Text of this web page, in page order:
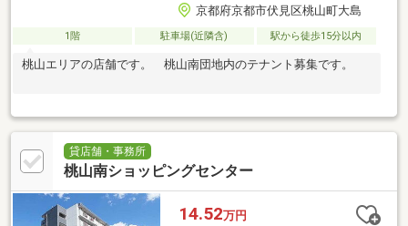
京都府京都市伏見区桃山町大島
1階 駐車場(近隣含) 駅から徒歩15分以内
桃山エリアの店舗です。 桃山南団地内のテナント募集です。
貸店舗・事務所
桃山南ショッピングセンター
14.52万円